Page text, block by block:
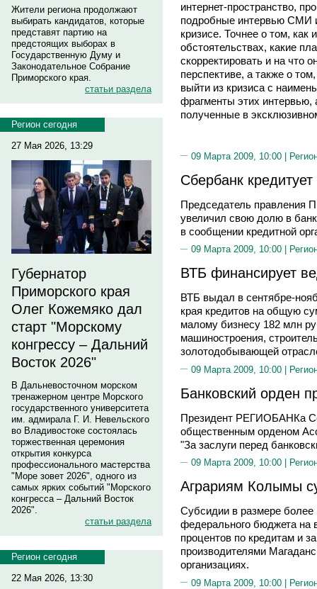
Жители региона продолжают
выбирать кандидатов, которые
представят партию на
предстоящих выборах в
Государственную Думу и
Законодательное Собрание
Приморского края.
статьи раздела
Регион сегодня
27 Мая 2026, 13:29
Губернатор
Приморского края
Олег Кожемяко дал
старт "Морскому
конгрессу – Дальний
Восток 2026"
В Дальневосточном морском
тренажерном центре Морского
государственного университета
им. адмирала Г. И. Невельского
во Владивостоке состоялась
торжественная церемония
открытия конкурса
профессионального мастерства
"Море зовет 2026", одного из
самых ярких событий "Морского
конгресса – Дальний Восток
2026".
статьи раздела
Регион сегодня
22 Мая 2026, 13:30
интернет-пространство,
подробные интервью СМИ
кризисе. Точнее о том, как
обстоятельствах, какие
скорректировать и на что
перспективе, а также о
выйти из кризиса с
фрагменты этих интервью,
полученные в
09 Марта 2009, 10:00 |
Сбербанк
Председатель
увеличил свою долю в
в сообщении кредитной
09 Марта 2009, 10:00 |
ВТБ финансирует
ВТБ выдал в сентябре-
края кредитов на общую
малому бизнесу 182 млн
машиностроения,
золотодобывающей
09 Марта 2009, 10:00 |
Банковский орден
Президент РЕГИОБАНКа
общественным орденом
"За заслуги перед
09 Марта 2009, 10:00 |
Аграриям Колымы
Субсидии в размере более
федерального бюджета на
процентов по кредитам и
производителями
организациях.
09 Марта 2009, 10:00 |